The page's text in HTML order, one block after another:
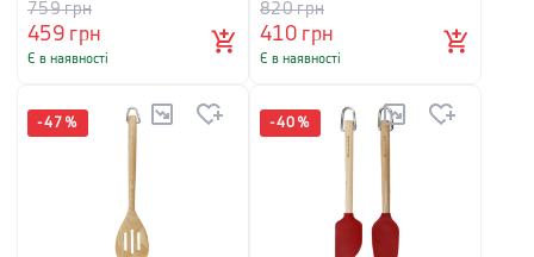
459грн
759грн
Є в наявності
410грн
820грн
Є в наявності
-47 % -40 %